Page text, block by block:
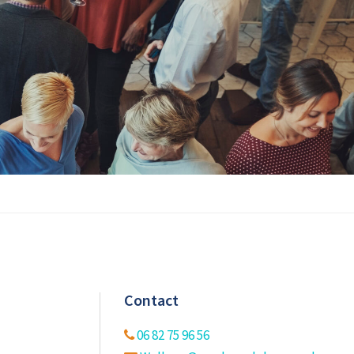
Contact
06 82 75 96 56